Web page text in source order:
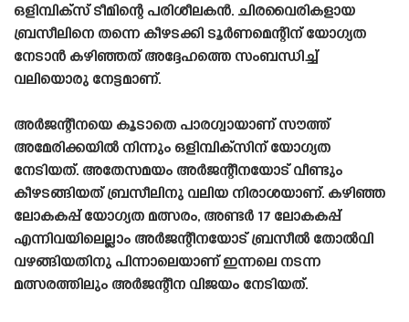
ഒളിമ്പിക്‌സ് ടീമിന്റെ പരിശീലകൻ. ചിരവൈരികളായ
ബ്രസീലിനെ തന്നെ കീഴടക്കി ടൂർണമെന്റിന് യോഗ്യത
നേടാൻ കഴിഞ്ഞത് അദ്ദേഹത്തെ സംബന്ധിച്ച്
വലിയൊരു നേട്ടമാണ്.
അർജന്റീനയെ കൂടാതെ പാരഗ്വായാണ് സൗത്ത്
അമേരിക്കയിൽ നിന്നും ഒളിമ്പിക്‌സിന് യോഗ്യത
നേടിയത്. അതേസമയം അർജന്റീനയോട് വീണ്ടും
കീഴടങ്ങിയത് ബ്രസീലിനു വലിയ നിരാശയാണ്. കഴിഞ്ഞ
ലോകകപ്പ് യോഗ്യത മത്സരം, അണ്ടർ 17 ലോകകപ്പ്
എന്നിവയിലെല്ലാം അർജന്റീനയോട് ബ്രസീൽ തോൽവി
വഴങ്ങിയതിനു പിന്നാലെയാണ് ഇന്നലെ നടന്ന
മത്സരത്തിലും അർജന്റീന വിജയം നേടിയത്.